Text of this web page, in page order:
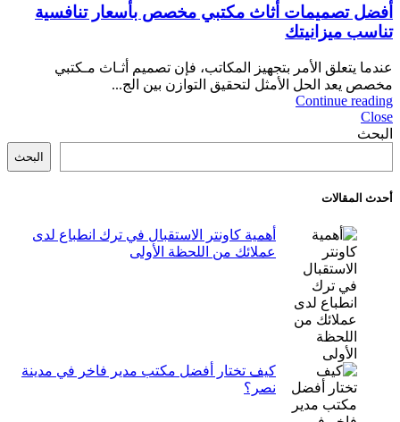
أفضل تصميمات أثاث مكتبي مخصص بأسعار تنافسية
تناسب ميزانيتك
عندما يتعلق الأمر بتجهيز المكاتب، فإن تصميم أثـاث مـكتبي
مخصص يعد الحل الأمثل لتحقيق التوازن بين الج...
Continue reading
Close
البحث
البحث
أحدث المقالات
أهمية كاونتر الاستقبال في ترك انطباع لدى
عملائك من اللحظة الأولى
كيف تختار أفضل مكتب مدير فاخر في مدينة
نصر؟